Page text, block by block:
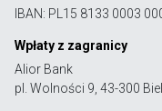
IBAN: PL15 8133 0003
Wpłaty z zagranicy
Alior Bank
pl. Wolności 9, 43-300